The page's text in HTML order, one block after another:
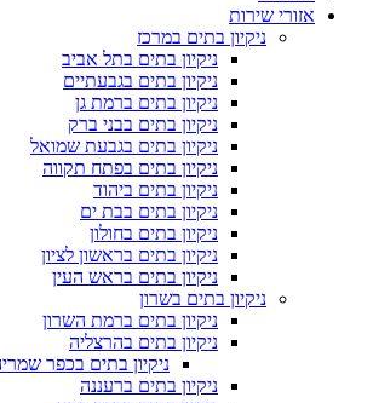
אזורי שירות
ניקיון בתים במרכז
ניקיון בתים בתל אביב
ניקיון בתים בגבעתיים
ניקיון בתים ברמת גן
ניקיון בתים בבני ברק
ניקיון בתים בגבעת שמואל
ניקיון בתים בפתח תקווה
ניקיון בתים ביהוד
ניקיון בתים בבת ים
ניקיון בתים בחולון
ניקיון בתים בראשון לציון
ניקיון בתים בראש העין
ניקיון בתים בשרון
ניקיון בתים ברמת השרון
ניקיון בתים בהרצליה
ניקיון בתים בכפר
ניקיון בתים ברעננה